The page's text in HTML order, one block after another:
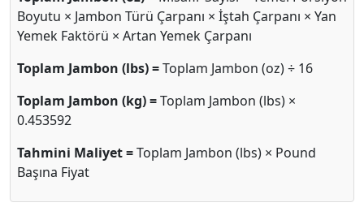
Boyutu × Jambon Türü Çarpanı × İştah Çarpanı × Yan
Yemek Faktörü × Artan Yemek Çarpanı
Toplam Jambon (lbs) =Toplam Jambon (oz) ÷ 16
Toplam Jambon (kg) =Toplam Jambon (lbs) ×
0.453592
Tahmini Maliyet =Toplam Jambon (lbs) × Pound
Başına Fiyat